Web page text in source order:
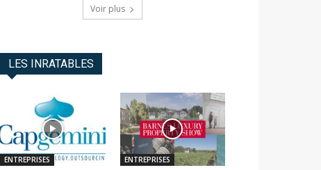
Voir plus
LES INRATABLES
ENTREPRISES ENTREPRISES